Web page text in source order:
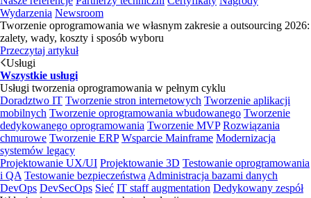
Wydarzenia Newsroom
Tworzenie oprogramowania we własnym zakresie a outsourcing 2026:
zalety, wady, koszty i sposób wyboru
Przeczytaj artykuł
Usługi
Wszystkie usługi
Usługi tworzenia oprogramowania w pełnym cyklu
Doradztwo IT Tworzenie stron internetowych Tworzenie aplikacji
mobilnych Tworzenie oprogramowania wbudowanego Tworzenie
dedykowanego oprogramowania Tworzenie MVP Rozwiązania
chmurowe Tworzenie ERP Wsparcie Mainframe Modernizacja
systemów legacy
Projektowanie UX/UI Projektowanie 3D Testowanie oprogramowania
i QA Testowanie bezpieczeństwa Administracja bazami danych
DevOps DevSecOps Sieć IT staff augmentation Dedykowany zespół